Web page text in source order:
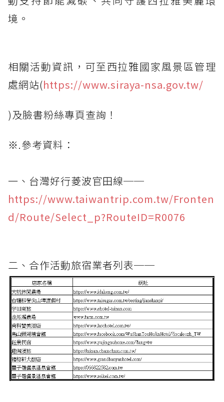
境。
相關活動資訊，可至西拉雅國家風景區管理
處網站(https://www.siraya-nsa.gov.tw/
)及臉書粉絲專頁查詢！
※.參考資料：
一、台灣好行菱波官田線──
https://www.taiwantrip.com.tw/Fronten
d/Route/Select_p?RouteID=R0076
二、合作活動旅宿業者列表──